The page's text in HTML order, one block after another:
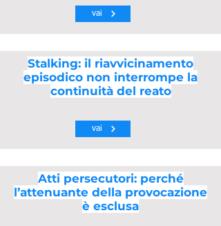
vai
Stalking: il riavvicinamento
episodico non interrompe la
continuità del reato
vai
Atti persecutori: perché
l’attenuante della provocazione
è esclusa